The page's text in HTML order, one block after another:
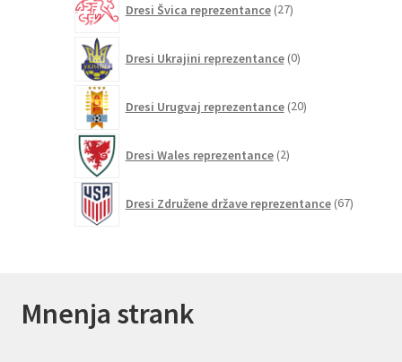
Dresi Švica reprezentance 27izdelkov
Dresi Ukrajini reprezentance 0izdelkov
Dresi Urugvaj reprezentance 20izdelkov
Dresi Wales reprezentance 2izdelka
Dresi Združene države reprezentance 67izdelkov
Mnenja strank